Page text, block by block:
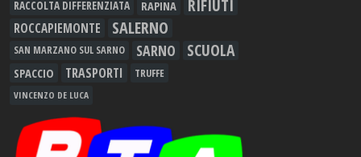
RACCOLTA DIFFERENZIATA RAPINA RIFIUTI
ROCCAPIEMONTE SALERNO
SAN MARZANO SUL SARNO SARNO SCUOLA
SPACCIO TRASPORTI TRUFFE
VINCENZO DE LUCA